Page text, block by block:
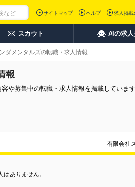
サイトマップ ヘルプ 求人掲載
スカウト AIの求人
ダメンタルズの転職・求人情報
報
や募集中の転職・求人情報を掲載していま
有限会社
ありません。